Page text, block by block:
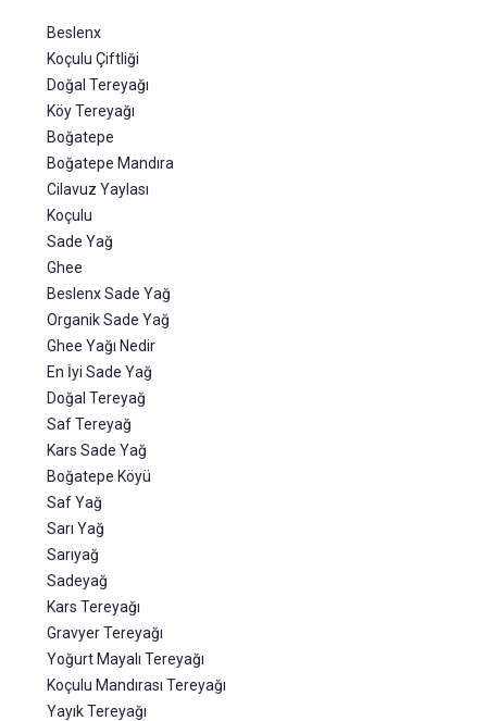
Beslenx
Koçulu Çiftliği
Doğal Tereyağı
Köy Tereyağı
Boğatepe
Boğatepe Mandıra
Cilavuz Yaylası
Koçulu
Sade Yağ
Ghee
Beslenx Sade Yağ
Organik Sade Yağ
Ghee Yağı Nedir
En İyi Sade Yağ
Doğal Tereyağ
Saf Tereyağ
Kars Sade Yağ
Boğatepe Köyü
Saf Yağ
Sarı Yağ
Sarıyağ
Sadeyağ
Kars Tereyağı
Gravyer Tereyağı
Yoğurt Mayalı Tereyağı
Koçulu Mandırası Tereyağı
Yayık Tereyağı